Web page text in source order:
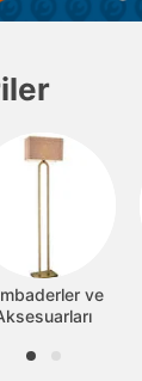
ve